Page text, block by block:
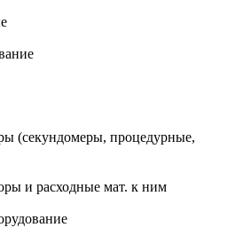
(секундомеры, процедурные,
и расходные мат. к ним